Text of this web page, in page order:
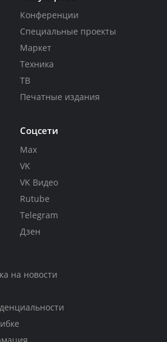
Конференции
Специальные проекты
Маркет
Техника
ТВ
Печатные издания
Соцсети
Max
VK
VK Видео
Rutube
Telegram
Дзен
на новости